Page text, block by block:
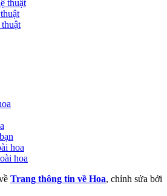
thuật
hoa
hoa
Trang thông tin về Hoa, chỉnh sửa bởi